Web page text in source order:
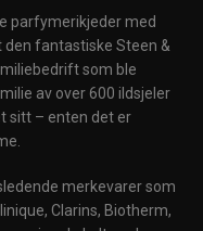
parfymerikjeder med
den fantastiske Steen &
som ble
av over 600 ildsjeler
sitt – enten det er
merkevarer som
Clarins, Biotherm,